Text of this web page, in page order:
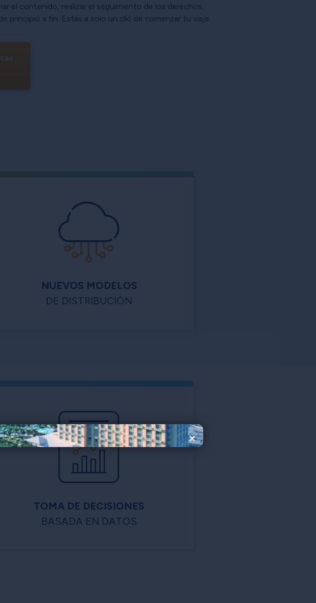
×
el contenido, realizar el seguimiento de los derechos,
principio a fin. Estás a solo un clic de comenzar tu viaje.
NUEVOS MODELOS
DE DISTRIBUCIÓN
TOMA DE DECISIONES
BASADA EN DATOS